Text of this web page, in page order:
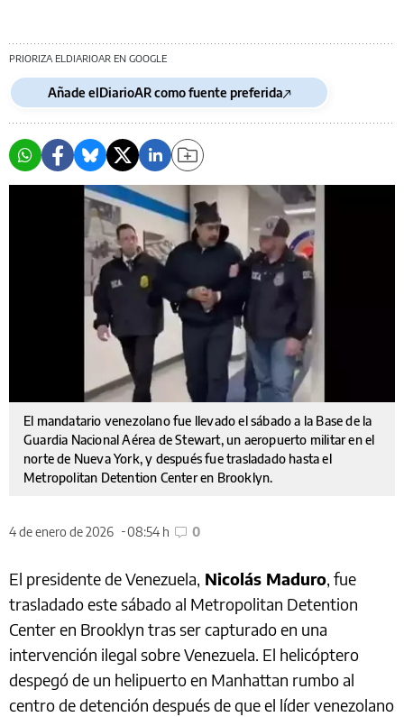
PRIORIZA ELDIARIOAR EN GOOGLE
Añade elDiarioAR como fuente preferida
El mandatario venezolano fue llevado el sábado a la Base de la
Guardia Nacional Aérea de Stewart, un aeropuerto militar en el
norte de Nueva York, y después fue trasladado hasta el
Metropolitan Detention Center en Brooklyn.
4 de enero de 2026 08:54 h 0
El presidente de Venezuela, Nicolás Maduro, fue
trasladado este sábado al Metropolitan Detention
Center en Brooklyn tras ser capturado en una
intervención ilegal sobre Venezuela. El helicóptero
despegó de un helipuerto en Manhattan rumbo al
centro de detención después de que el líder venezolano